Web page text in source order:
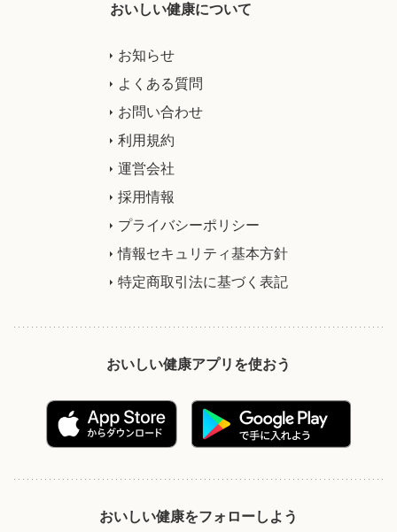
おいしい健康について
お知らせ
よくある質問
お問い合わせ
利用規約
運営会社
採用情報
プライバシーポリシー
情報セキュリティ基本方針
特定商取引法に基づく表記
おいしい健康アプリを使おう
おいしい健康をフォローしよう